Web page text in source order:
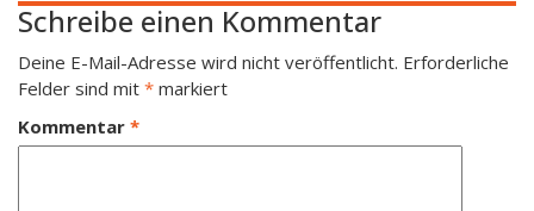
Schreibe einen Kommentar
Deine E-Mail-Adresse wird nicht veröffentlicht. Erforderliche
Felder sind mit * markiert
Kommentar *